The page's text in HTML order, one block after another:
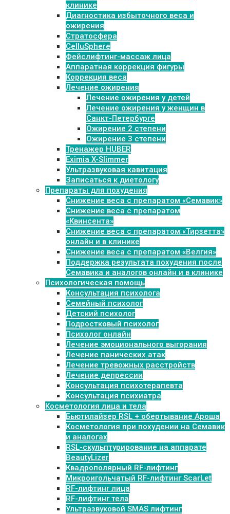
клинике
Диагностика избыточного веса и
ожирения
Стратосфера
CelluSphere
Фейслифтинг-массаж лица
Аппаратная коррекция фигуры
Коррекция веса
Лечение ожирения
Лечение ожирения у детей
Лечение ожирения у женщин в
Санкт-Петербурге
Ожирение 2 степени
Ожирение 3 степени
Тренажер HUBER
Eximia X-Slimmer
Ультразвуковая кавитация
Записаться к диетологу
Препараты для похудения
Cнижение веса с препаратом «Семавик»
Снижение веса с препаратом
«Квинсента»
Снижение веса с препаратом «Тирзетта»
онлайн и в клинике
Снижение веса с препаратом «Велгия»
Поддержка результата похудения после
Семавика и аналогов онлайн и в клинике
Психологическая помощь
Консультация психолога
Семейный психолог
Детский психолог
Подростковый психолог
Психолог онлайн
Лечение эмоционального выгорания
Лечение панических атак
Лечение тревожных расстройств
Лечение депрессии
Консультация психотерапевта
Консультация психиатра
Косметология лица и тела
Бьютилайзер RSL + обертывание Ароша
Косметология при похудении на Семавик
и аналогах
RSL-скульптурирование на аппарате
BeautyLizer
Квадрополярный RF-лифтинг
Микроигольчатый RF-лифтинг ScarLet
RF-лифтинг лица
RF-лифтинг тела
Ультразвуковой SMAS лифтинг